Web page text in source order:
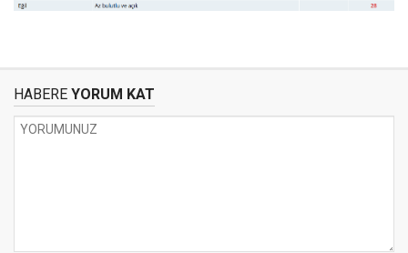
HABERE YORUM KAT